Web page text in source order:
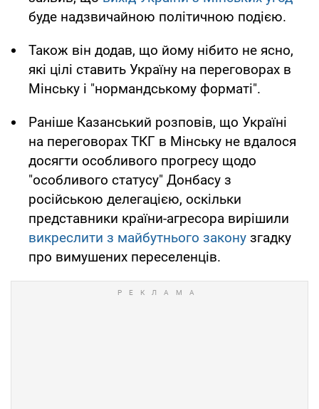
буде надзвичайною політичною подією.
Також він додав, що йому нібито не ясно,
які цілі ставить Україну на переговорах в
Мінську і "нормандському форматі".
Раніше Казанський розповів, що Україні
на переговорах ТКГ в Мінську не вдалося
досягти особливого прогресу щодо
"особливого статусу" Донбасу з
російською делегацією, оскільки
представники країни-агресора вирішили
викреслити з майбутнього закону згадку
про вимушених переселенців.